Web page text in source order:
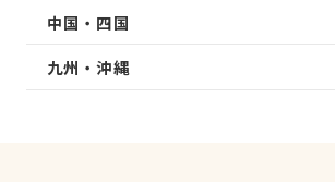
中国・四国
九州・沖縄